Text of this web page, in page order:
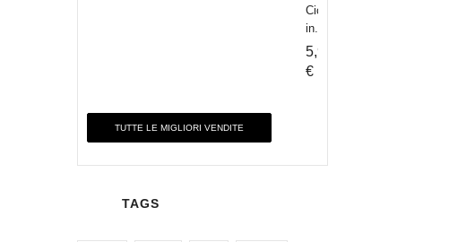
Cicogna
in...
5,90
€
TUTTE LE MIGLIORI VENDITE
TAGS